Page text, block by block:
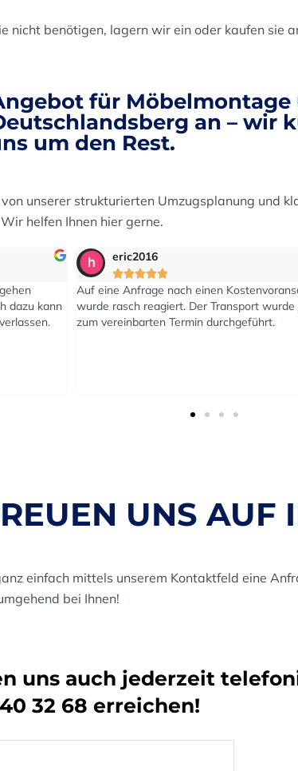
nicht benötigen, lagern wir ein oder kaufen sie
für Möbelmontage
an – wir
um den Rest.
unserer strukturierten Umzugsplanung und
Wir helfen Ihnen hier gerne.
kann
eric2016
 
Auf eine Anfrage nach einen Kostenvoranschlag
wurde rasch reagiert. Der Transport wurde
zum vereinbarten Termin durchgeführt.
UNS AUF
einfach mittels unserem Kontaktfeld eine
bei Ihnen!
uns auch jederzeit
32 68 erreichen!